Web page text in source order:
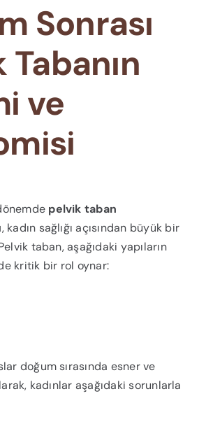
Sonrası
Tabanın
ve
pelvik taban
, kadın sağlığı açısından büyük bir
taban, aşağıdaki yapıların
kritik bir rol oynar:
doğum sırasında esner ve
kadınlar aşağıdaki sorunlarla